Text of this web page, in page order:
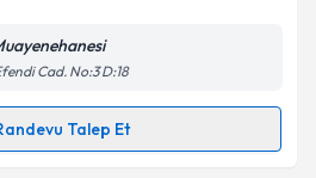
işlenmesine ilişkinAydınlatma
Cad. No:3 D:18
Talep Et
Talebi